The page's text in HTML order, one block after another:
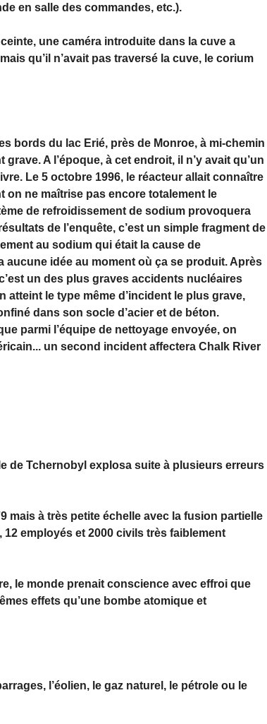
en salle des commandes, etc.).
une caméra introduite dans la cuve a
qu’il n’avait pas traversé la cuve, le corium
bords du lac Erié, près de Monroe, à mi-chemin
A l’époque, à cet endroit, il n’y avait qu’un
Le 5 octobre 1996, le réacteur allait connaître
on ne maîtrise pas encore totalement le
de refroidissement de sodium provoquera
de l’enquête, c’est un simple fragment de
au sodium qui était la cause de
aucune idée au moment où ça se produit. Après
un des plus graves accidents nucléaires
atteint le type même d’incident le plus grave,
dans son socle d’acier et de béton.
parmi l’équipe de nettoyage envoyée, on
un second incident affectera Chalk River
de Tchernobyl explosa suite à plusieurs erreurs
mais à très petite échelle avec la fusion partielle
12 employés et 2000 civils très faiblement
le monde prenait conscience avec effroi que
effets qu’une bombe atomique et
l’éolien, le gaz naturel, le pétrole ou le